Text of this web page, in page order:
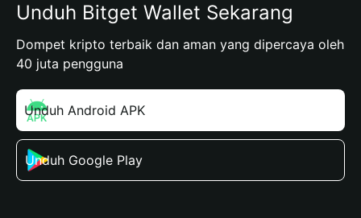
Unduh Bitget Wallet Sekarang
Dompet kripto terbaik dan aman yang dipercaya oleh
40 juta pengguna
Unduh Android APK
Unduh Google Play